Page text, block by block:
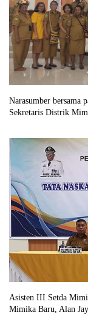
Narasumber bersama
Sekretaris Distrik
Asisten III Setda
Mimika Baru, Alan